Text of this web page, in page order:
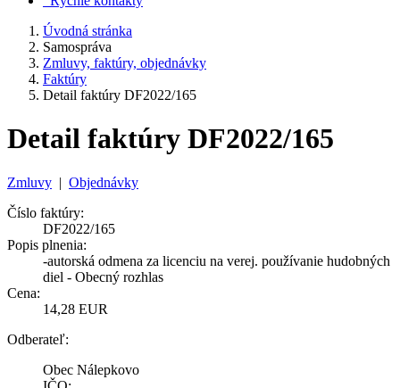
Úvodná stránka
Samospráva
Zmluvy, faktúry, objednávky
Faktúry
Detail faktúry DF2022/165
Detail faktúry DF2022/165
Zmluvy | Objednávky
Číslo faktúry:
DF2022/165
Popis plnenia:
-autorská odmena za licenciu na verej. používanie hudobných
diel - Obecný rozhlas
Cena:
14,28 EUR
Odberateľ:
Obec Nálepkovo